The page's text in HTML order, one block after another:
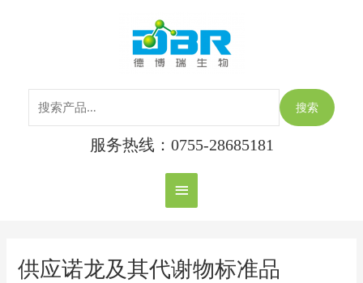
主
菜
单
搜索
服务热线：0755-28685181
供应诺龙及其代谢物标准品